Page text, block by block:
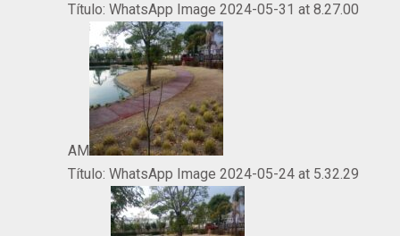
Título: WhatsApp Image 2024-05-31 at 8.27.00
AM
Título: WhatsApp Image 2024-05-24 at 5.32.29